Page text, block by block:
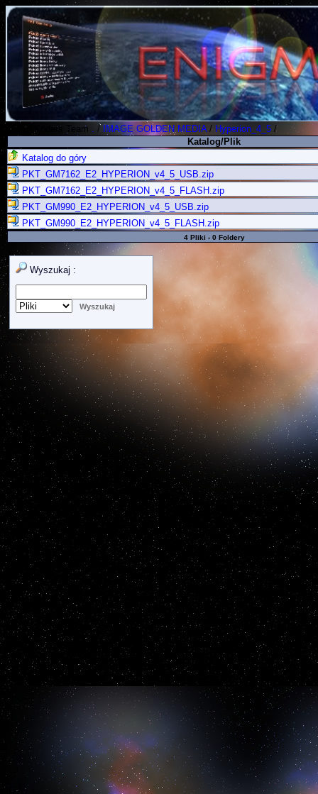
Polish Koders Team /IMAGE GOLDEN MEDIA / Hyperion_4_5 /
Katalog/Plik
Katalog do góry
PKT_GM7162_E2_HYPERION_v4_5_USB.zip
PKT_GM7162_E2_HYPERION_v4_5_FLASH.zip
PKT_GM990_E2_HYPERION_v4_5_USB.zip
PKT_GM990_E2_HYPERION_v4_5_FLASH.zip
4 Pliki - 0 Foldery
Wyszukaj :